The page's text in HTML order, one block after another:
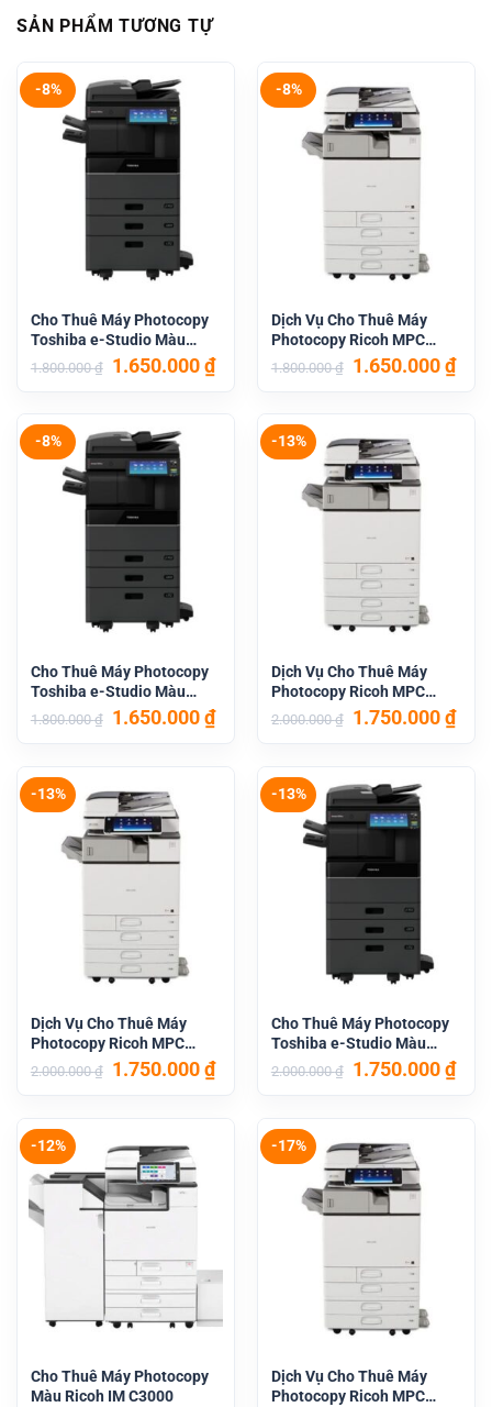
SẢN PHẨM TƯƠNG TỰ
-8%
Cho Thuê Máy Photocopy
Toshiba e-Studio Màu
3015AC
1.800.000₫
Giá
1.650.000₫Giá
hiện
1.650.000 ₫.
-8%
Dịch Vụ Cho Thuê Máy
Photocopy Ricoh MPC
3504
1.800.000₫
Giá
1.650.000₫Giá
hiện
-8%
Cho Thuê Máy Photocopy
Toshiba e-Studio Màu
3515AC
1.800.000₫
Giá
1.650.000₫Giá
hiện
1.650.000 ₫.
-13%
Dịch Vụ Cho Thuê Máy
Photocopy Ricoh MPC
6004
2.000.000₫
Giá
1.750.000₫Giá
hiện
-13%
Dịch Vụ Cho Thuê Máy
Photocopy Ricoh MPC
4504
2.000.000₫
Giá
1.750.000₫Giá
hiện
1.750.000 ₫.
-13%
Cho Thuê Máy Photocopy
Toshiba e-Studio Màu
5015AC
2.000.000₫
Giá
1.750.000₫Giá
hiện
-12%
Cho Thuê Máy Photocopy
Màu Ricoh IM C3000
-17%
Dịch Vụ Cho Thuê Máy
Photocopy Ricoh MPC